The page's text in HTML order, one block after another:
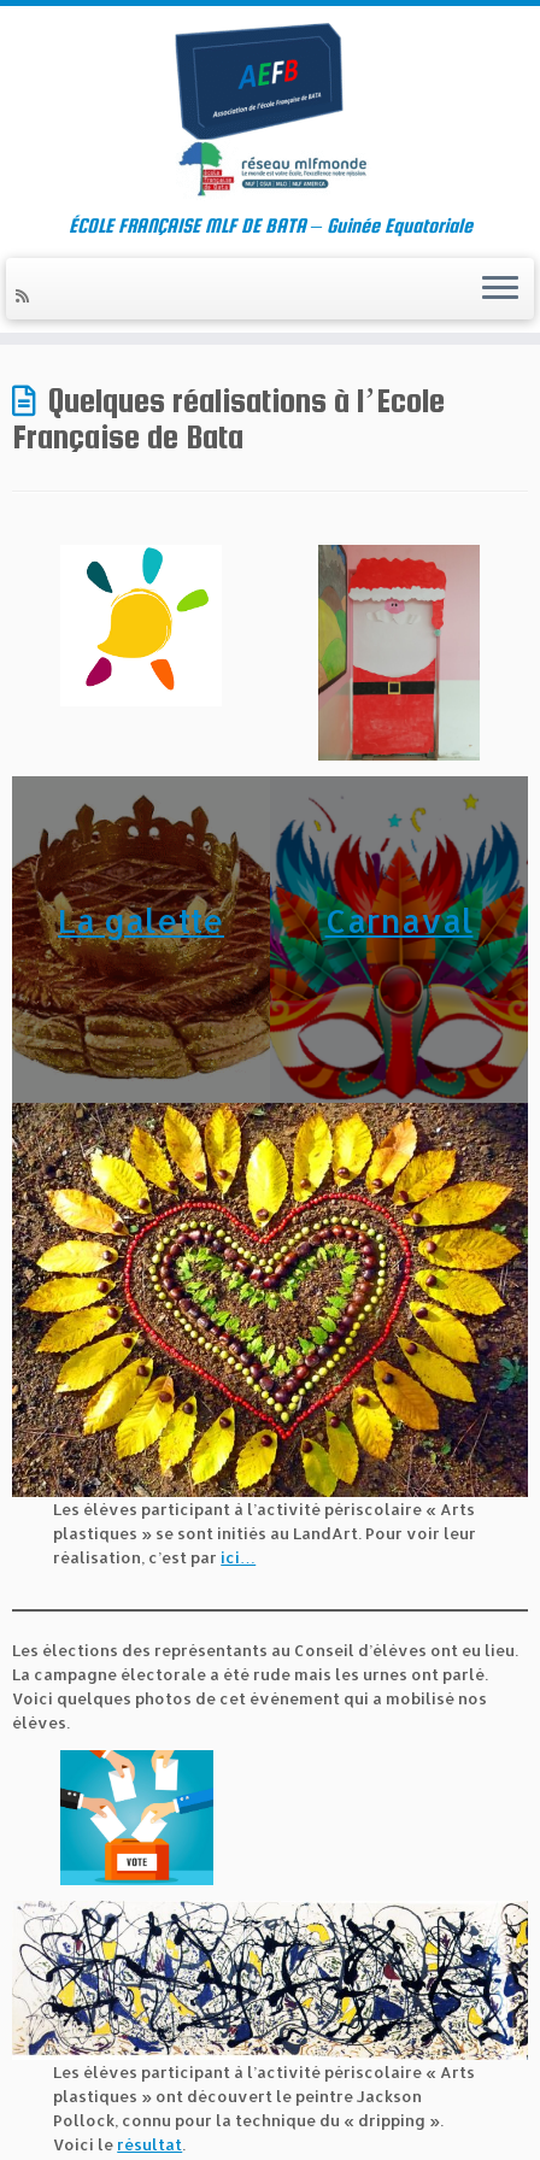
content
ÉCOLE FRANÇAISE MLF DE BATA – Guinée Equatoriale
Quelques réalisations à l’Ecole
Française de Bata
La galette Carnaval
Les élèves participant à l’activité périscolaire « Arts
plastiques » se sont initiés au LandArt. Pour voir leur
réalisation, c’est par ici…
Les élections des représentants au Conseil d’élèves ont eu lieu.
La campagne électorale a été rude mais les urnes ont parlé.
Voici quelques photos de cet événement qui a mobilisé nos
élèves.
Les élèves participant à l’activité périscolaire « Arts
plastiques » ont découvert le peintre Jackson
Pollock, connu pour la technique du « dripping ».
Voici le résultat.